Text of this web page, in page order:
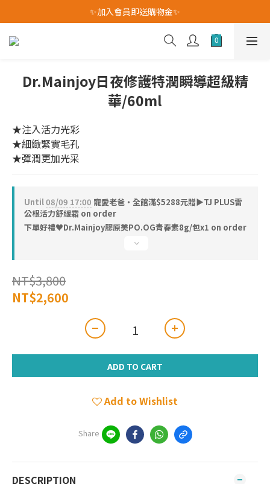
我愛爸爸★全館消費滿$528元免運費(活動至8/10)
✨加入會員即送購物金✨
我愛爸爸★全館消費滿$528元免運費(活動至8/10)
Dr.Mainjoy日夜修護特潤瞬導超級精
華/60ml
★注入活力光彩
★細緻緊實毛孔
★彈潤更加光采
Until08/09 17:00 寵愛老爸・全館滿$5288元贈▶TJ PLUS雷
公根活力舒緩霜 on order
下單好禮♥︎Dr.Mainjoy膠原美PO.OG青春素8g/包x1 on order
NT$3,800
NT$2,600
ADD TO CART
Add to Wishlist
Share
DESCRIPTION